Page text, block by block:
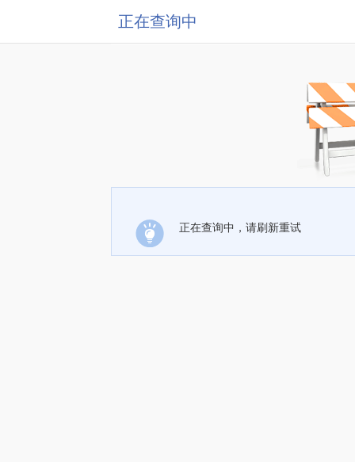
正在查询中
正在查询中，请刷新重试